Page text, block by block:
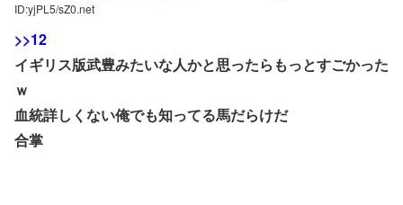
ID:yjPL5/sZ0.net
>>12
イギリス版武豊みたいな人かと思ったらもっとすごかった
ｗ
血統詳しくない俺でも知ってる馬だらけだ
合掌